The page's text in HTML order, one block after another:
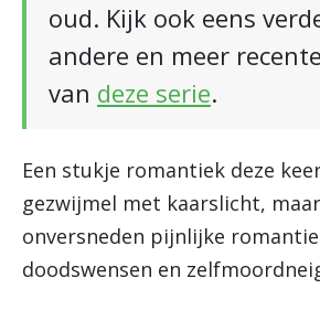
oud. Kijk ook eens
andere en meer
van deze serie.
Een stukje romantiek deze
gezwijmel met kaarslicht,
onversneden pijnlijke
doodswensen en